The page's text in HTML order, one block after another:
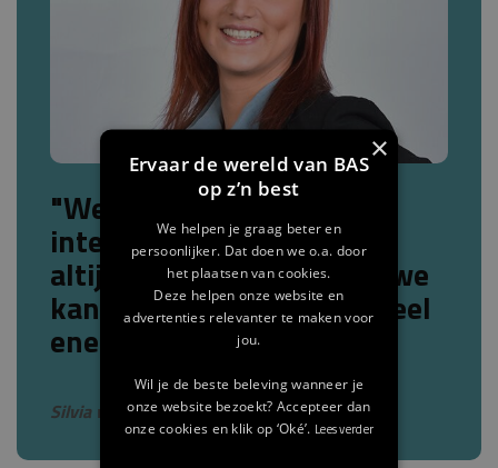
"Werken in een
internationaal bedrijf dat
altijd is op zoek naar nieuwe
kansen geeft mij enorm veel
energie!"
Silvia van Lieshout ,Pre-Sales at BAS
×
Ervaar de wereld van BAS
op z’n best
We helpen je graag beter en
persoonlijker. Dat doen we o.a. door
het plaatsen van cookies.
Deze helpen onze website en
advertenties relevanter te maken voor
jou.
Wil je de beste beleving wanneer je
onze website bezoekt? Accepteer dan
onze cookies en klik op ‘Oké’. Lees verder